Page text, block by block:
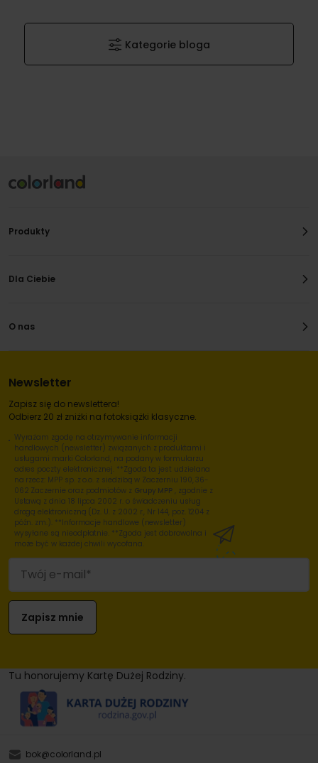
Kategorie bloga
Produkty
Dla Ciebie
O nas
Newsletter
Zapisz się do newslettera!
Odbierz 20 zł zniżki na fotoksiążki klasyczne.
Wyrażam zgodę na otrzymywanie informacji
handlowych (newsletter) związanych z produktami i
usługami marki Colorland, na podany w formularzu
adres poczty elektronicznej. **Zgoda ta jest udzielana
na rzecz: MPP sp. z o.o. z siedzibą w Zaczerniu 190, 36-
062 Zaczernie oraz podmiotów z Grupy MPP , zgodnie z
Ustawą z dnia 18 lipca 2002 r. o świadczeniu usług
drogą elektroniczną (Dz. U. z 2002 r., Nr 144, poz. 1204 z
późn. zm.). **Informacje handlowe (newsletter)
wysyłane są nieodpłatnie. **Zgoda jest dobrowolna i
może być w każdej chwili wycofana.
Tu honorujemy Kartę Dużej Rodziny.
bok@colorland.pl